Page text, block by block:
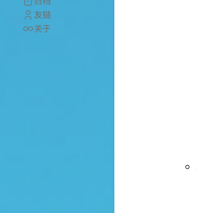
友链
关于